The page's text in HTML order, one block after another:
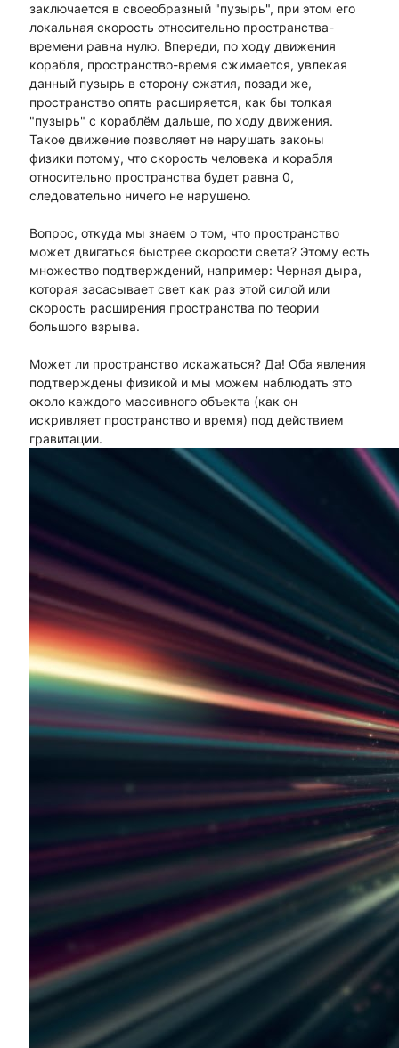
заключается в своеобразный "пузырь", при этом его
локальная скорость относительно пространства-
времени равна нулю. Впереди, по ходу движения
корабля, пространство-время сжимается, увлекая
данный пузырь в сторону сжатия, позади же,
пространство опять расширяется, как бы толкая
"пузырь" с кораблём дальше, по ходу движения.
Такое движение позволяет не нарушать законы
физики потому, что скорость человека и корабля
относительно пространства будет равна 0,
следовательно ничего не нарушено.
Вопрос, откуда мы знаем о том, что пространство
может двигаться быстрее скорости света? Этому есть
множество подтверждений, например: Черная дыра,
которая засасывает свет как раз этой силой или
скорость расширения пространства по теории
большого взрыва.
Может ли пространство искажаться? Да! Оба явления
подтверждены физикой и мы можем наблюдать это
около каждого массивного объекта (как он
искривляет пространство и время) под действием
гравитации.